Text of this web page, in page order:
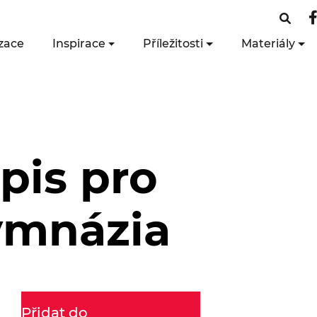
Inspirace Příležitosti Materiály
pro
Přidat do